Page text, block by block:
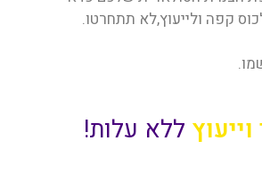
קפה ולייעוץ,לא תתחרטו.
ללא עלות!